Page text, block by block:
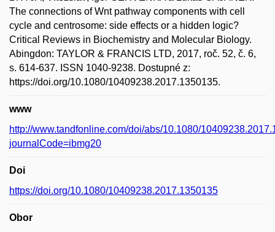
The connections of Wnt pathway components with cell
cycle and centrosome: side effects or a hidden logic?
Critical Reviews in Biochemistry and Molecular Biology.
Abingdon: TAYLOR & FRANCIS LTD, 2017, roč. 52, č. 6,
s. 614-637. ISSN 1040-9238. Dostupné z:
https://doi.org/10.1080/10409238.2017.1350135.
www
http://www.tandfonline.com/doi/abs/10.1080/
journalCode=ibmg20
Doi
https://doi.org/10.1080/10409238.2017.1350135
Obor